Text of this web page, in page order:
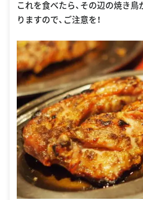
これを食べたら、その辺の焼き
りますので、ご注意を！